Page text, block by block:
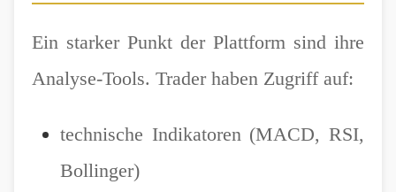
Ein starker Punkt der Plattform sind ihre
Analyse-Tools. Trader haben Zugriff auf:
technische Indikatoren (MACD, RSI,
Bollinger)